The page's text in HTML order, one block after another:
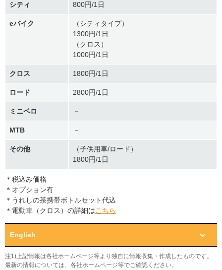
シティ 800円/1日
eバイク
（シティタイプ）
1300円/1日
（クロス）
1000円/1日
クロス 1800円/1日
ロード 2800円/1日
ミニベロ －
MTB －
その他
（子供用車/ロード）
1800円/1日
＊税込み価格
＊オプション有
＊うれしの茶携帯ボトルセット代込
＊電動車（クロス）の詳細はこちら
English
注1)上記情報は各社ホームページ等より独自に情報収集・作成したものです。
最新の情報については、各社ホームページ等でご確認ください。